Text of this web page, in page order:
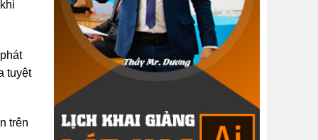
tuyệt
trên